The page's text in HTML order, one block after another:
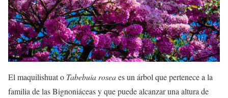
El maquilishuat o Tabebuia roseaes un árbol que pertenece a la
familia de las Bignoniáceas y que puede alcanzar una altura de